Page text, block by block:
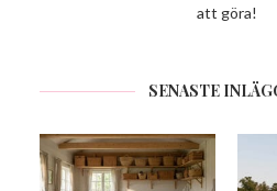
att göra!
SENASTE